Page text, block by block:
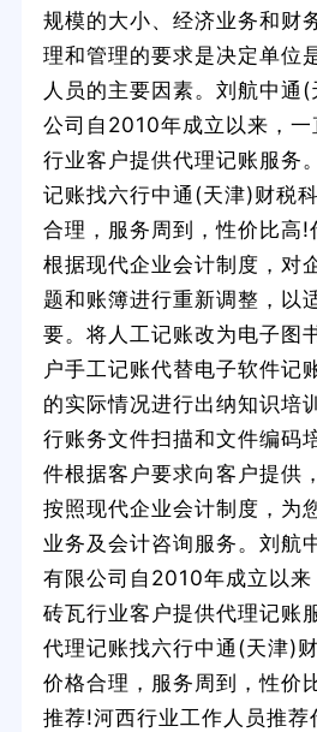
规模的大小、经济业务和财
理和管理的要求是决定单位
人员的主要因素。刘航中通
公司自2010年成立以来，
行业客户提供代理记账服务
记账找六行中通(天津)财税
合理，服务周到，性价比高!
根据现代企业会计制度，对
题和账簿进行重新调整，以
要。将人工记账改为电子图
户手工记账代替电子软件记
的实际情况进行出纳知识培
行账务文件扫描和文件编码
件根据客户要求向客户提供
按照现代企业会计制度，为
业务及会计咨询服务。刘航
有限公司自2010年成立以
砖瓦行业客户提供代理记账
代理记账找六行中通(天津)
价格合理，服务周到，性价
推荐!河西行业工作人员推荐